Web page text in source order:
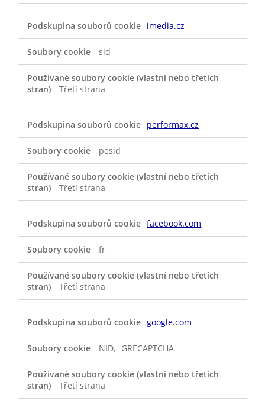
imedia.cz
sid
Třetí strana
performax.cz
pesid
Třetí strana
facebook.com
fr
Třetí strana
google.com
NID, _GRECAPTCHA
Třetí strana